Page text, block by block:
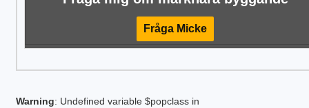
Fråga Micke
Warning: Undefined variable $popclass in